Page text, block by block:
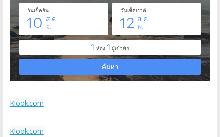
Klook.com
Klook.com